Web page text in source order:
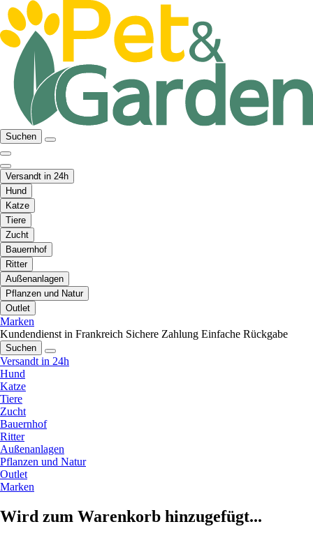
Suchen
Versandt in 24h
Hund
Katze
Tiere
Zucht
Bauernhof
Ritter
Außenanlagen
Pflanzen und Natur
Outlet
Marken
Kundendienst in Frankreich Sichere Zahlung Einfache Rückgabe
Suchen
Versandt in 24h
Hund
Katze
Tiere
Zucht
Bauernhof
Ritter
Außenanlagen
Pflanzen und Natur
Outlet
Marken
Wird zum Warenkorb hinzugefügt...